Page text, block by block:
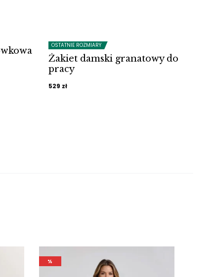
OSTATNIE ROZMIARY
Żakiet damski granatowy do
pracy
529 zł
%